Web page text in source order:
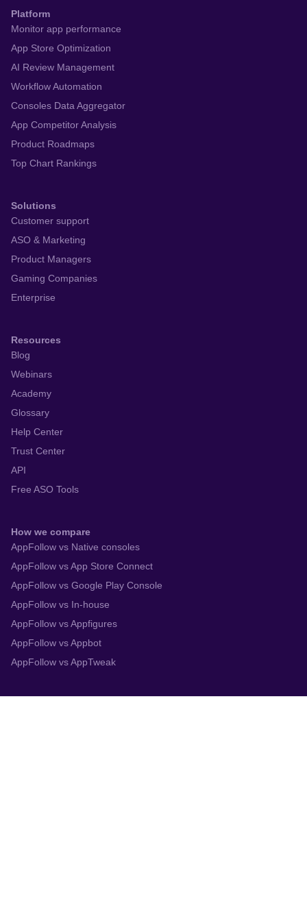
Platform
Monitor app performance
App Store Optimization
AI Review Management
Workflow Automation
Consoles Data Aggregator
App Competitor Analysis
Product Roadmaps
Top Chart Rankings
Solutions
Customer support
ASO & Marketing
Product Managers
Gaming Companies
Enterprise
Resources
Blog
Webinars
Academy
Glossary
Help Center
Trust Center
API
Free ASO Tools
How we compare
AppFollow vs Native consoles
AppFollow vs App Store Connect
AppFollow vs Google Play Console
AppFollow vs In-house
AppFollow vs Appfigures
AppFollow vs Appbot
AppFollow vs AppTweak